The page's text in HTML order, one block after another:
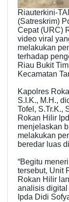
Riauterkini-
(Satreskrim)
Cepat (URC)
video viral
melakukan
terhadap
Riau Bukit
Kecamatan
Kapolres
S.I.K., M.H.,
Tofel, S.Tr.K.,
Rokan Hilir
menjelaskan
melakukan
beredar luas
“Begitu
tersebut, Unit
Rokan Hilir
analisis digital
Ipda Didi